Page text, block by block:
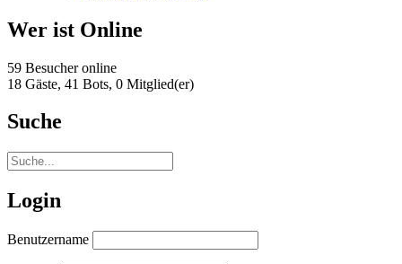
Wer ist Online
59 Besucher online
18 Gäste, 41 Bots, 0 Mitglied(er)
Suche
Login
Benutzername